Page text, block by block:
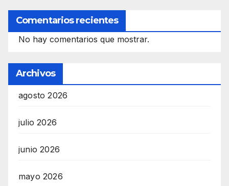
Comentarios recientes
No hay comentarios que mostrar.
Archivos
agosto 2026
julio 2026
junio 2026
mayo 2026